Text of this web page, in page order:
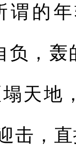
谓的
负，
天地
击，